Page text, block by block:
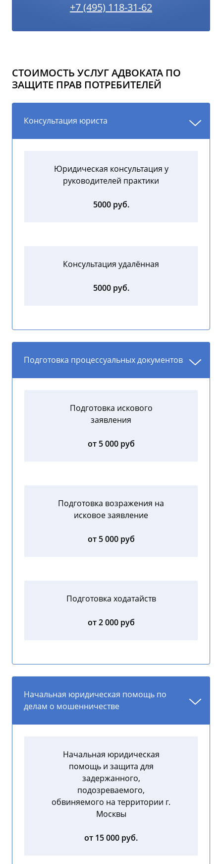
+7 (495) 118-31-62
СТОИМОСТЬ УСЛУГ АДВОКАТА ПО
ЗАЩИТЕ ПРАВ ПОТРЕБИТЕЛЕЙ
Консультация юриста
Юридическая консультация у
руководителей практики
5000 руб.
Консультация удалённая
5000 руб.
Подготовка процессуальных документов
Подготовка искового
заявления
от 5 000 руб
Подготовка возражения на
исковое заявление
от 5 000 руб
Подготовка ходатайств
от 2 000 руб
Начальная юридическая помощь по
делам о мошенничестве
Начальная юридическая
помощь и защита для
задержанного,
подозреваемого,
обвиняемого на территории г.
Москвы
от 15 000 руб.